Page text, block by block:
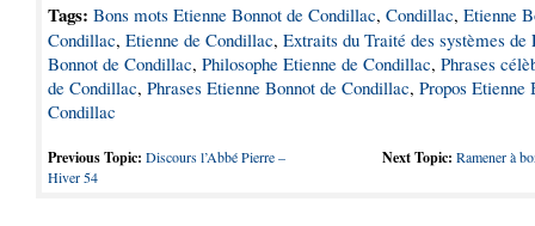
Tags: Bons mots Etienne Bonnot de Condillac, Condillac, Etienne
Condillac, Etienne de Condillac, Extraits du Traité des systèmes de
Bonnot de Condillac, Philosophe Etienne de Condillac, Phrases
de Condillac, Phrases Etienne Bonnot de Condillac, Propos Etienne
Condillac
Previous Topic: Discours l’Abbé Pierre –
Hiver 54
Next Topic: Ramener à